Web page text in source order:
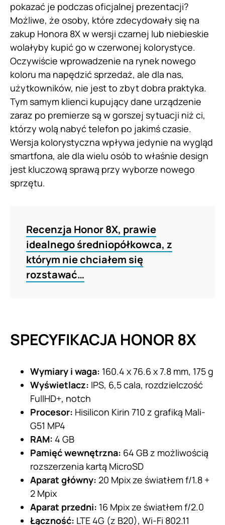
pokazać je podczas oficjalnej prezentacji?
Możliwe, że osoby, które zdecydowały się na
zakup Honora 8X w wersji czarnej lub niebieskie
wolałyby kupić go w czerwonej kolorystyce.
Oczywiście wprowadzenie na rynek nowego
koloru ma napędzić sprzedaż, ale dla nas,
użytkowników, nie jest to zbyt dobra praktyka.
Tym samym klienci kupujący dane urządzenie
zaraz po premierze są w gorszej sytuacji niż ci,
którzy wolą nabyć telefon po jakimś czasie.
Wersja kolorystyczna wpływa jedynie na wygląd
smartfona, ale dla wielu osób to właśnie design
jest kluczową sprawą przy wyborze nowego
sprzętu.
Recenzja Honor 8X, prawie
idealnego średniopółkowca, z
którym nie chciałem się
rozstawać…
SPECYFIKACJA HONOR 8X
Wymiary i waga: 160.4 x 76.6 x 7.8 mm, 175 g
Wyświetlacz: IPS, 6,5 cala, rozdzielczość
FullHD+, notch
Procesor: Hisilicon Kirin 710 z grafiką Mali-
G51 MP4
RAM: 4 GB
Pamięć wewnętrzna: 64 GB z możliwością
rozszerzenia kartą MicroSD
Aparat główny: 20 Mpix ze światłem f/1.8 +
2 Mpix
Aparat przedni: 16 Mpix ze światłem f/2.0
Łączność: LTE 4G (z B20), Wi-Fi 802.11